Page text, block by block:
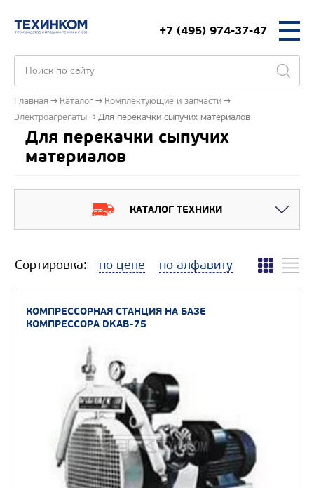
+7 (495) 974-37-47
Главная Каталог
Комплектующие и запчасти
Электроагрегаты
Для перекачки сыпучих материалов
Для перекачки сыпучих
материалов
КАТАЛОГ ТЕХНИКИ
Сортировка: по цене по алфавиту
КОМПРЕССОРНАЯ СТАНЦИЯ НА БАЗЕ
КОМПРЕССОРА DKAB-75